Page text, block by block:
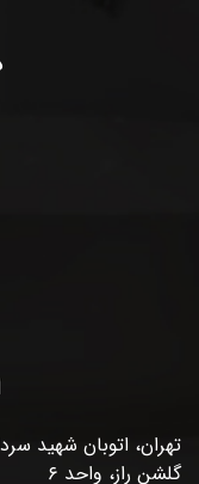
تهران، اتوبان شهید
گلشن راز، واحد ۶